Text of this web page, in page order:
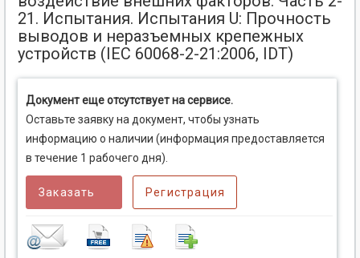
21. Испытания. Испытания U: Прочность
выводов и неразъемных крепежных
устройств (IEC 60068-2-21:2006, IDT)
Документ еще отсутствует на сервисе.
Оставьте заявку на документ, чтобы узнать
информацию о наличии (информация предоставляется
в течение 1 рабочего дня).
Заказать Регистрация